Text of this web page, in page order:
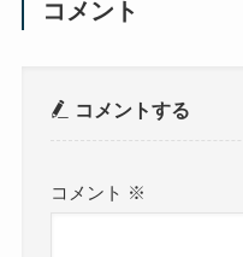
コメント
コメントする
コメント ※